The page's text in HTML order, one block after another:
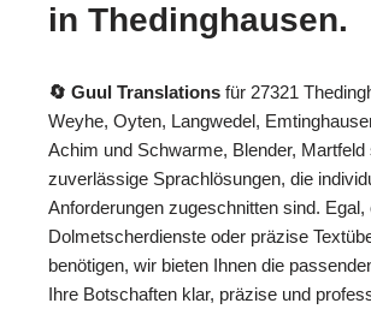
in Thedinghausen.
🔄 Guul Translations für 27321
Weyhe, Oyten, Langwedel,
Achim und Schwarme, Blender, Martfeld
zuverlässige Sprachlösungen, die
Anforderungen zugeschnitten sind. Egal,
Dolmetscherdienste oder präzise
benötigen, wir bieten Ihnen die
Ihre Botschaften klar, präzise und